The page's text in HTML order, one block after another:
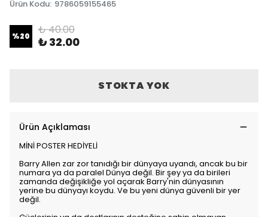
Ürün Kodu: 9786059155465
%20 ₺ 40.00
₺ 32.00
STOKTA YOK
Ürün Açıklaması
MİNİ POSTER HEDİYELİ
Barry Allen zar zor tanıdığı bir dünyaya uyandı, ancak bu bir
numara ya da paralel Dünya değil. Bir şey ya da birileri
zamanda değişikliğe yol açarak Barry'nin dünyasının
yerine bu dünyayı koydu. Ve bu yeni dünya güvenli bir yer
değil.